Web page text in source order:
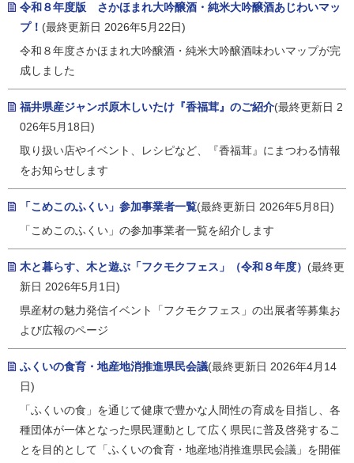
令和８年度版 さかほまれ大吟醸酒・純米大吟醸酒あじわいマッ
プ！ (最終更新日 2026年5月22日)
令和８年度さかほまれ大吟醸酒・純米大吟醸酒味わいマップが完
成しました
福井県産ジャンボ原木しいたけ『香福茸』のご紹介(最終更新日 2
026年5月18日)
取り扱い店やイベント、レシピなど、『香福茸』にまつわる情報
をお知らせします
「こめこのふくい」参加事業者一覧(最終更新日 2026年5月8日)
「こめこのふくい」の参加事業者一覧を紹介します
木と暮らす、木と遊ぶ「フクモクフェス」（令和８年度） (最終更
新日 2026年5月1日)
県産材の魅力発信イベント「フクモクフェス」の出展者等募集お
よび広報のページ
ふくいの食育・地産地消推進県民会議(最終更新日 2026年4月14
日)
「ふくいの食」を通じて健康で豊かな人間性の育成を目指し、各
種団体が一体となった県民運動として広く県民に普及啓発するこ
とを目的として「ふくいの食育・地産地消推進県民会議」を開催